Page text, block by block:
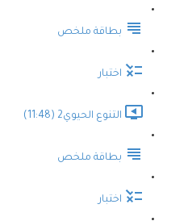
بطاقة ملخص
اختبار
التنوع الحيوي2 (11:48)
بطاقة ملخص
اختبار